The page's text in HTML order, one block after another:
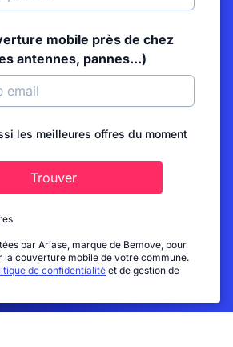
mobile près de chez
antennes, pannes...)
les meilleures offres du moment
Trouver
par Ariase, marque de Bemove, pour
la couverture mobile de votre commune.
de confidentialité et de gestion de